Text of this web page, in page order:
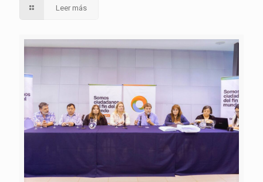
Leer más